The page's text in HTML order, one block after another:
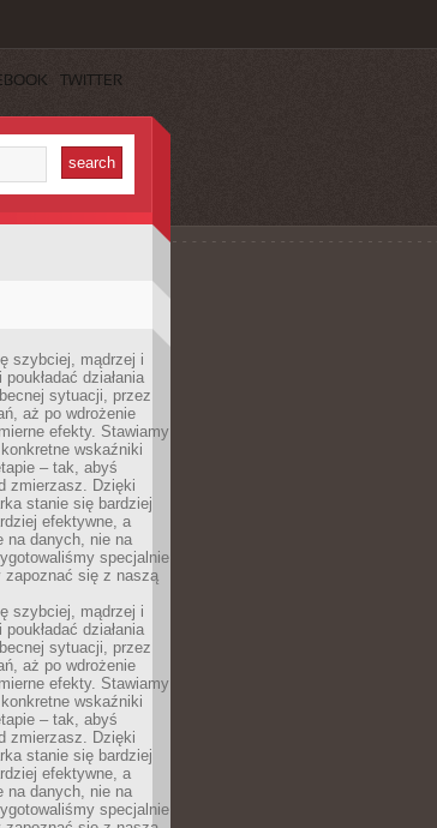
TWITTER
szybciej, mądrzej i
działania
sytuacji, przez
aż po wdrożenie
efekty. Stawiamy
wskaźniki
– tak, abyś
zmierzasz. Dzięki
stanie się bardziej
efektywne, a
na danych, nie na
specjalnie
zapoznać się z naszą
szybciej, mądrzej i
działania
sytuacji, przez
aż po wdrożenie
efekty. Stawiamy
wskaźniki
– tak, abyś
zmierzasz. Dzięki
stanie się bardziej
efektywne, a
na danych, nie na
specjalnie